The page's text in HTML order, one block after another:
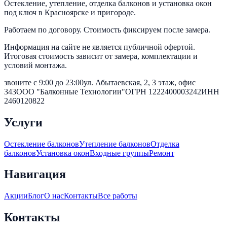
Остекление, утепление, отделка балконов и установка окон
под ключ в Красноярске и пригороде.
Работаем по договору. Стоимость фиксируем после замера.
Информация на сайте не является публичной офертой.
Итоговая стоимость зависит от замера, комплектации и
условий монтажа.
звоните с 9:00 до 23:00ул. Абытаевская, 2, 3 этаж, офис
343ООО "Балконные Технологии"ОГРН 1222400003242ИНН
2460120822
Услуги
Остекление балконовУтепление балконовОтделка
балконовУстановка оконВходные группыРемонт
Навигация
АкцииБлогО насКонтактыВсе работы
Контакты